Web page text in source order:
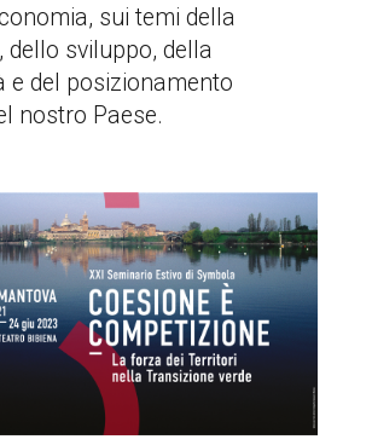
sui temi della
dello sviluppo, della
e del posizionamento
nostro Paese.